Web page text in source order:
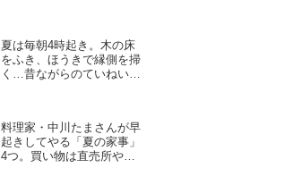
夏は毎朝4時起き。木の床
をふき、ほうきで縁側を掃
く…昔ながらのていねいな
料理家・中川たまさんが早
起きしてやる「夏の家事」
4つ。買い物は直売所や鎌